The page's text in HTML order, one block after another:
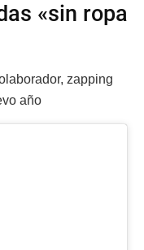
«sin ropa
zapping
año